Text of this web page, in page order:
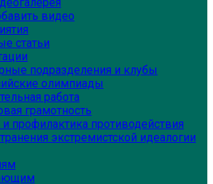
видео
статьи
подразделения и клубы
олимпиады
работа
грамотность
профилактика противодействия
экстремистской идеалогии